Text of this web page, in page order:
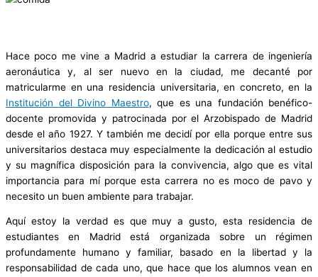
Hace poco me vine a Madrid a estudiar la carrera de ingeniería
aeronáutica y, al ser nuevo en la ciudad, me decanté por
matricularme en una residencia universitaria, en concreto, en la
Institución del Divino Maestro, que es una fundación benéfico-
docente promovida y patrocinada por el Arzobispado de Madrid
desde el año 1927. Y también me decidí por ella porque entre sus
universitarios destaca muy especialmente la dedicación al estudio
y su magnífica disposición para la convivencia, algo que es vital
importancia para mí porque esta carrera no es moco de pavo y
necesito un buen ambiente para trabajar.
Aquí estoy la verdad es que muy a gusto, esta residencia de
estudiantes en Madrid está organizada sobre un régimen
profundamente humano y familiar, basado en la libertad y la
responsabilidad de cada uno, que hace que los alumnos vean en